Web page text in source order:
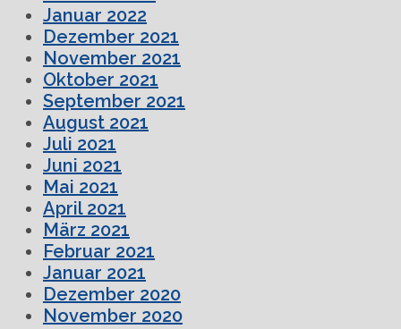
Januar 2022
Dezember 2021
November 2021
Oktober 2021
September 2021
August 2021
Juli 2021
Juni 2021
Mai 2021
April 2021
März 2021
Februar 2021
Januar 2021
Dezember 2020
November 2020